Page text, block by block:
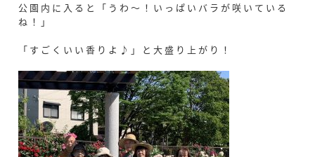
公園内に入ると「うわ～！いっぱいバラが咲いている
ね！」
「すごくいい香りよ♪」と大盛り上がり！